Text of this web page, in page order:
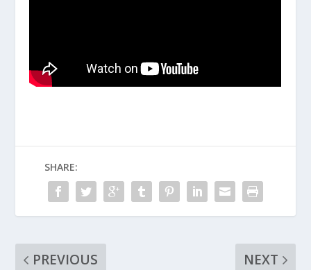
SHARE:
PREVIOUS
NEXT